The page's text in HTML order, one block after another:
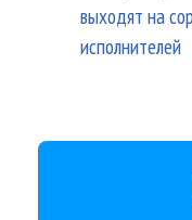
выходят на
исполнителей